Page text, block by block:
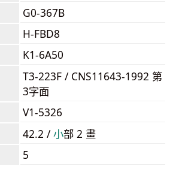
G0-367B
H-FBD8
K1-6A50
T3-223F / CNS11643-1992 第
3字面
V1-5326
42.2 /⼩部 2 畫
5